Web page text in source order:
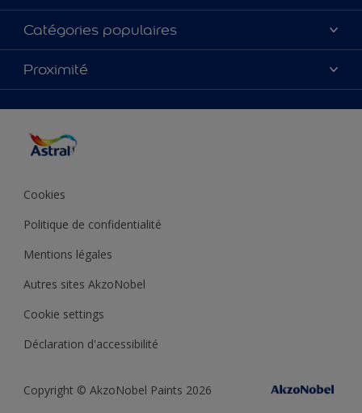
À propos de nous
Nous Contacter
Plan du site
Catégories populaires
Nos couleurs
Produits
Trouver de l’inspiration
Conseils déco
Proximité
Cookies
Politique de confidentialité
Mentions légales
Autres sites AkzoNobel
Cookie settings
Déclaration d'accessibilité
Copyright © AkzoNobel Paints 2026